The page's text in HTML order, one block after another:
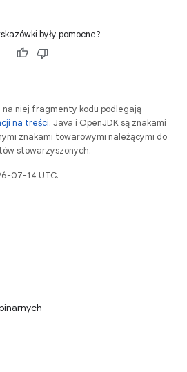
były pomocne?
na niej fragmenty kodu podlegają
na treści. Java i OpenJDK są znakami
znakami towarowymi należącymi do
stowarzyszonych.
07-14 UTC.